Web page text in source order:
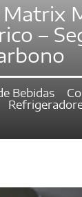
Matrix
–
Bebidas